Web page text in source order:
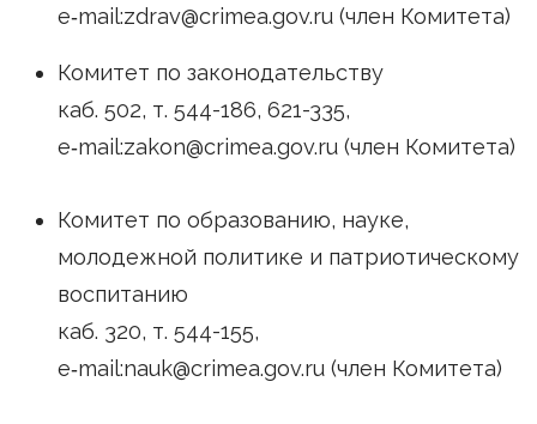
e‑mail:zdrav@crimea.gov.ru (член Комитета)
Комитет по законодательству
каб. 502, т. 544-186, 621-335,
e‑mail:zakon@crimea.gov.ru (член Комитета)
Комитет по образованию, науке,
молодежной политике и патриотическому
воспитанию
каб. 320, т. 544-155,
e‑mail:nauk@crimea.gov.ru (член Комитета)